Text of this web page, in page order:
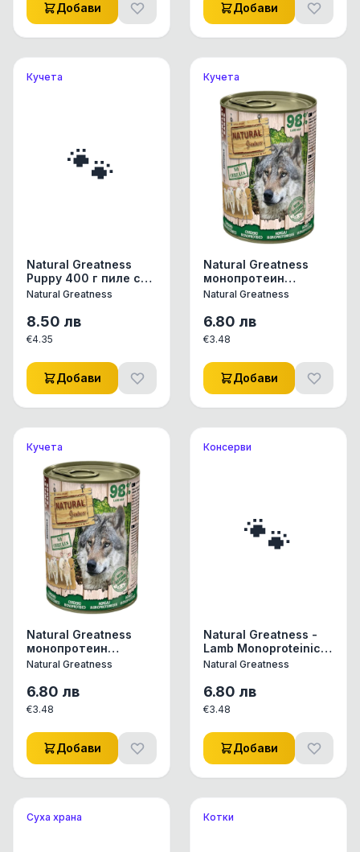
Добави Добави
Кучета
🐾
Natural Greatness
Puppy 400 г пиле с
моркови, ананас
Natural Greatness
8.50 лв
€4.35
Добави
Кучета
Natural Greatness
монопротеин
консерви за кучета
зърнени храни с вкус
на Сьомга конс. за
куче
Natural Greatness
6.80 лв
€3.48
Добави
Кучета
Natural Greatness
монопротеин
консерви за кучета
зърнени храни с вкус
на Пуйка конс. за
куче
Natural Greatness
6.80 лв
€3.48
Добави
Консерви
🐾
Natural Greatness -
Lamb Monoproteinic
recipe -
(за чувствителни)
400гр
Natural Greatness
6.80 лв
€3.48
Добави
Суха храна Котки